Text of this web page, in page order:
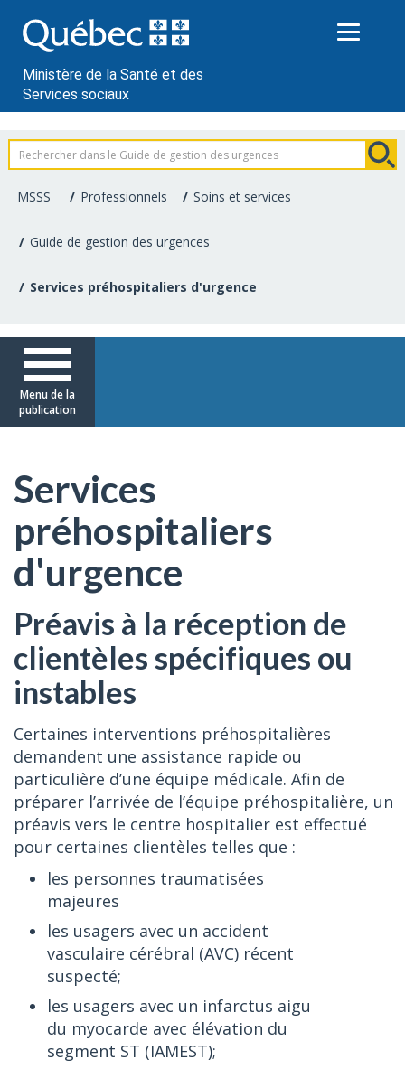
au
contenu
Ministère de la Santé et des
Services sociaux
Information
pour
les
professionnels
la
santé
MSSS Professionnels Soins et services
Guide de gestion des urgences
Services préhospitaliers d'urgence
Menu de la
publication
Services
préhospitaliers
d'urgence
Préavis à la réception de
clientèles spécifiques ou
instables
Certaines interventions préhospitalières
demandent une assistance rapide ou
particulière d’une équipe médicale. Afin de
préparer l’arrivée de l’équipe préhospitalière, un
préavis vers le centre hospitalier est effectué
pour certaines clientèles telles que :
les personnes traumatisées
majeures
les usagers avec un accident
vasculaire cérébral (AVC) récent
suspecté;
les usagers avec un infarctus aigu
du myocarde avec élévation du
segment ST (IAMEST);